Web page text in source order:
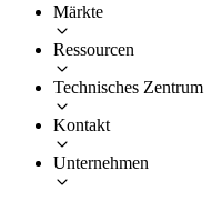
Märkte
Ressourcen
Technisches Zentrum
Kontakt
Unternehmen